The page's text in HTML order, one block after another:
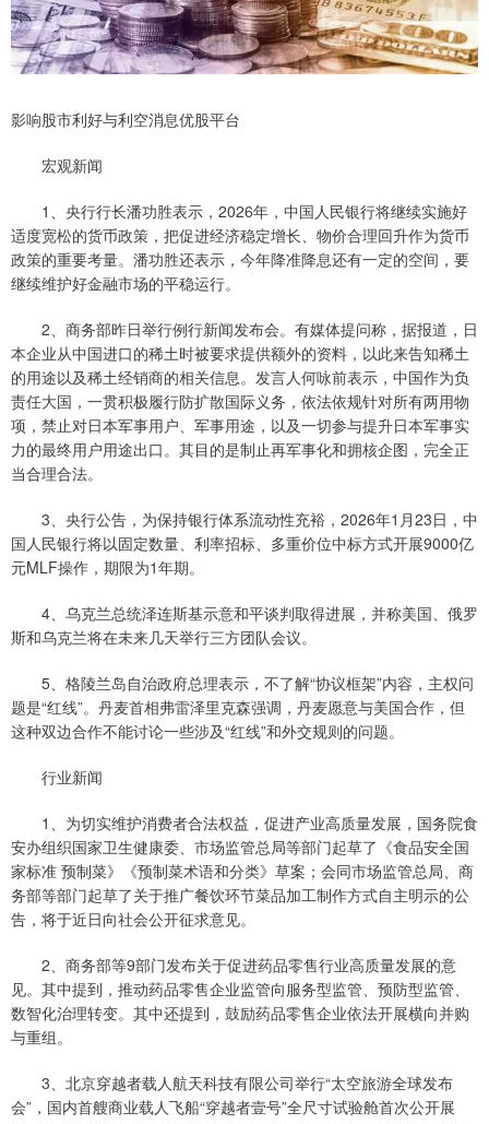
影响股市利好与利空消息优股平台
宏观新闻
1、央行行长潘功胜表示，2026年，中国人民银行将继续实施好
适度宽松的货币政策，把促进经济稳定增长、物价合理回升作为货币
政策的重要考量。潘功胜还表示，今年降准降息还有一定的空间，要
继续维护好金融市场的平稳运行。
2、商务部昨日举行例行新闻发布会。有媒体提问称，据报道，日
本企业从中国进口的稀土时被要求提供额外的资料，以此来告知稀土
的用途以及稀土经销商的相关信息。发言人何咏前表示，中国作为负
责任大国，一贯积极履行防扩散国际义务，依法依规针对所有两用物
项，禁止对日本军事用户、军事用途，以及一切参与提升日本军事实
力的最终用户用途出口。其目的是制止再军事化和拥核企图，完全正
当合理合法。
3、央行公告，为保持银行体系流动性充裕，2026年1月23日，中
国人民银行将以固定数量、利率招标、多重价位中标方式开展9000亿
元MLF操作，期限为1年期。
4、乌克兰总统泽连斯基示意和平谈判取得进展，并称美国、俄罗
斯和乌克兰将在未来几天举行三方团队会议。
5、格陵兰岛自治政府总理表示，不了解“协议框架”内容，主权问
题是“红线”。丹麦首相弗雷泽里克森强调，丹麦愿意与美国合作，但
这种双边合作不能讨论一些涉及“红线”和外交规则的问题。
行业新闻
1、为切实维护消费者合法权益，促进产业高质量发展，国务院食
安办组织国家卫生健康委、市场监管总局等部门起草了《食品安全国
家标准 预制菜》《预制菜术语和分类》草案；会同市场监管总局、商
务部等部门起草了关于推广餐饮环节菜品加工制作方式自主明示的公
告，将于近日向社会公开征求意见。
2、商务部等9部门发布关于促进药品零售行业高质量发展的意
见。其中提到，推动药品零售企业监管向服务型监管、预防型监管、
数智化治理转变。其中还提到，鼓励药品零售企业依法开展横向并购
与重组。
3、北京穿越者载人航天科技有限公司举行“太空旅游全球发布
会”，国内首艘商业载人飞船“穿越者壹号”全尺寸试验舱首次公开展